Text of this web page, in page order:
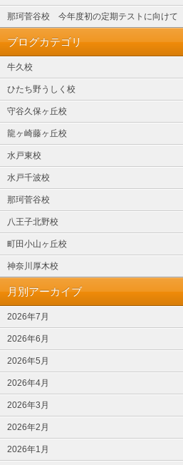
那珂菅谷校 今年度初の定期テストに向けて
ブログカテゴリ
牛久校
ひたち野うしく校
守谷久保ヶ丘校
龍ヶ崎藤ヶ丘校
水戸東校
水戸千波校
那珂菅谷校
八王子北野校
町田小山ヶ丘校
神奈川厚木校
月別アーカイブ
2026年7月
2026年6月
2026年5月
2026年4月
2026年3月
2026年2月
2026年1月